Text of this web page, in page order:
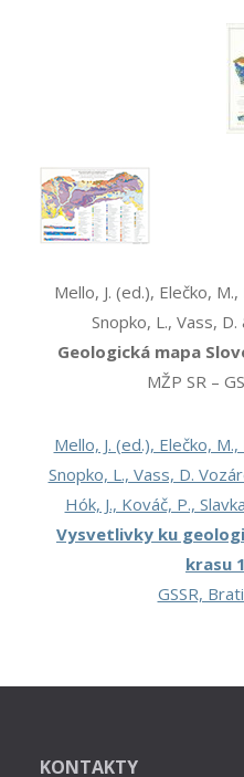
Mello, J. (ed.), Elečko,
Snopko, L., Vass,
Geologická mapa
MŽP SR –
Mello, J. (ed.), Elečko,
Snopko, L., Vass, D.
Hók, J., Kováč, P.,
Vysvetlivky ku
krasu
GSSR,
KONTAKTY